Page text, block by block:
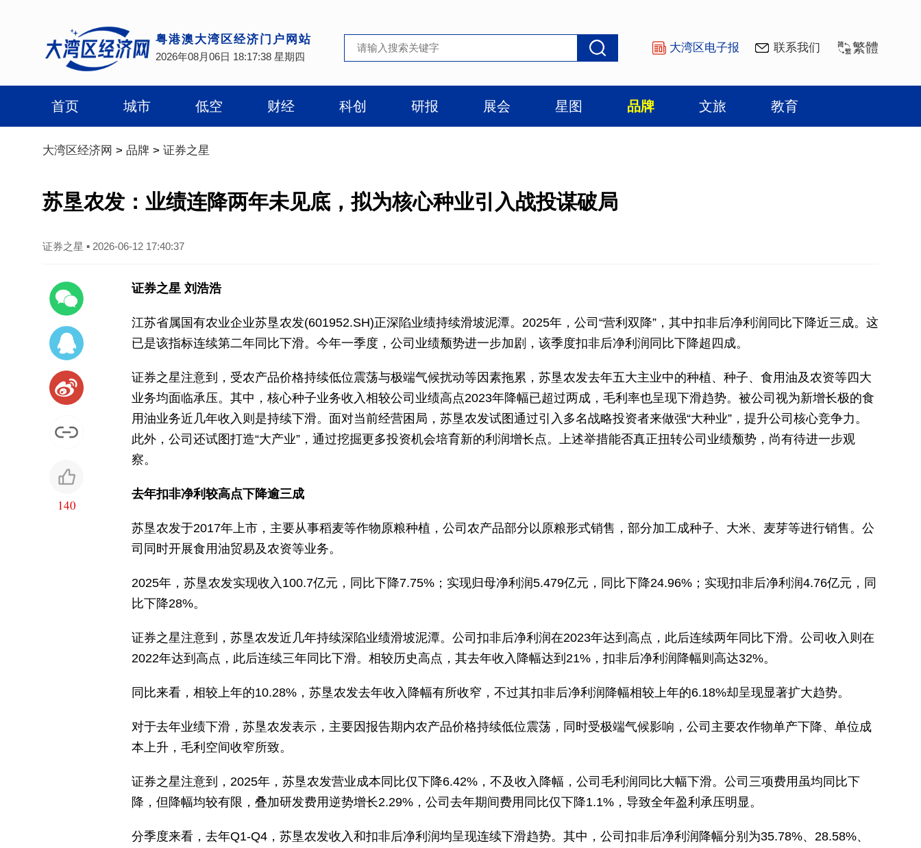
粤港澳大湾区经济门户网站
2026年08月06日 18:17:39 星期四
大湾区电子报 联系我们 繁體
首页 城市 低空 财经 科创 研报 展会 星图 品牌 文旅 教育
大湾区经济网 > 品牌 > 证券之星
苏垦农发：业绩连降两年未见底，拟为核心种业引入战投谋破局
证券之星 ▪ 2026-06-12 17:40:37
140
证券之星 刘浩浩
江苏省属国有农业企业苏垦农发(601952.SH)正深陷业绩持续滑坡泥潭。2025年，公司“营利双降”，其中扣非后净利润同比下降近三成。这
已是该指标连续第二年同比下滑。今年一季度，公司业绩颓势进一步加剧，该季度扣非后净利润同比下降超四成。
证券之星注意到，受农产品价格持续低位震荡与极端气候扰动等因素拖累，苏垦农发去年五大主业中的种植、种子、食用油及农资等四大
业务均面临承压。其中，核心种子业务收入相较公司业绩高点2023年降幅已超过两成，毛利率也呈现下滑趋势。被公司视为新增长极的食
用油业务近几年收入则是持续下滑。面对当前经营困局，苏垦农发试图通过引入多名战略投资者来做强“大种业”，提升公司核心竞争力。
此外，公司还试图打造“大产业”，通过挖掘更多投资机会培育新的利润增长点。上述举措能否真正扭转公司业绩颓势，尚有待进一步观
察。
去年扣非净利较高点下降逾三成
苏垦农发于2017年上市，主要从事稻麦等作物原粮种植，公司农产品部分以原粮形式销售，部分加工成种子、大米、麦芽等进行销售。公
司同时开展食用油贸易及农资等业务。
2025年，苏垦农发实现收入100.7亿元，同比下降7.75%；实现归母净利润5.479亿元，同比下降24.96%；实现扣非后净利润4.76亿元，同
比下降28%。
证券之星注意到，苏垦农发近几年持续深陷业绩滑坡泥潭。公司扣非后净利润在2023年达到高点，此后连续两年同比下滑。公司收入则在
2022年达到高点，此后连续三年同比下滑。相较历史高点，其去年收入降幅达到21%，扣非后净利润降幅则高达32%。
同比来看，相较上年的10.28%，苏垦农发去年收入降幅有所收窄，不过其扣非后净利润降幅相较上年的6.18%却呈现显著扩大趋势。
对于去年业绩下滑，苏垦农发表示，主要因报告期内农产品价格持续低位震荡，同时受极端气候影响，公司主要农作物单产下降、单位成
本上升，毛利空间收窄所致。
证券之星注意到，2025年，苏垦农发营业成本同比仅下降6.42%，不及收入降幅，公司毛利润同比大幅下滑。公司三项费用虽均同比下
降，但降幅均较有限，叠加研发费用逆势增长2.29%，公司去年期间费用同比仅下降1.1%，导致全年盈利承压明显。
分季度来看，去年Q1-Q4，苏垦农发收入和扣非后净利润均呈现连续下滑趋势。其中，公司扣非后净利润降幅分别为35.78%、28.58%、